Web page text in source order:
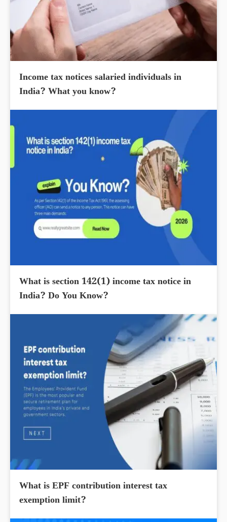
Income tax notices salaried individuals in
India? What you know?
What is section 142(1) income tax notice in
India? Do You Know?
What is EPF contribution interest tax
exemption limit?